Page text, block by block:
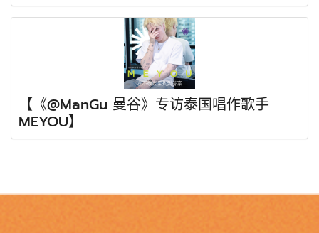
【《@ManGu 曼谷》专访泰国唱作歌手
MEYOU】